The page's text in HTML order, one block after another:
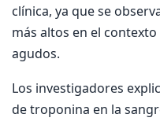
clínica, ya que se
más altos en el
agudos.
Los investigadores
de troponina en la